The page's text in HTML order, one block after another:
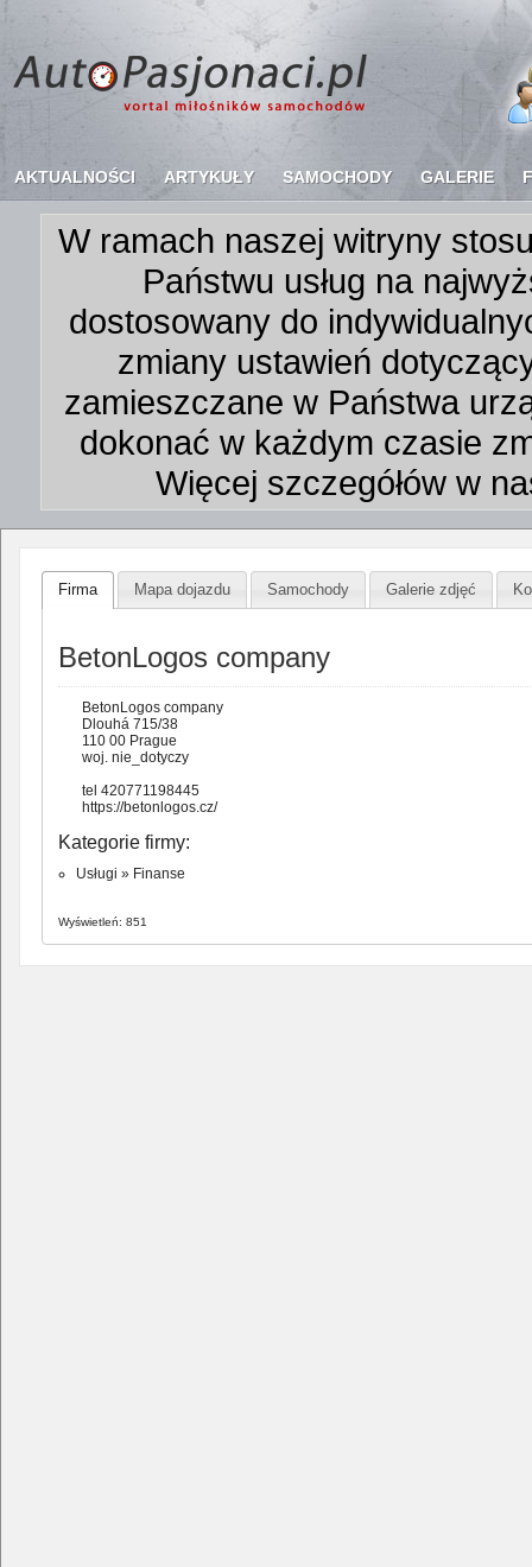
AKTUALNOŚCI ARTYKUŁY SAMOCHODY GALERIE
W ramach naszej witryny
Państwu usług na
dostosowany do
zmiany ustawień
zamieszczane w Państwa
dokonać w każdym czasie
Więcej szczegółów w
Firma Mapa dojazdu Samochody Galerie zdjęć
BetonLogos company
BetonLogos company
Dlouhá 715/38
110 00 Prague
woj. nie_dotyczy
tel 420771198445
https://betonlogos.cz/
Kategorie firmy:
Usługi » Finanse
Wyświetleń: 851